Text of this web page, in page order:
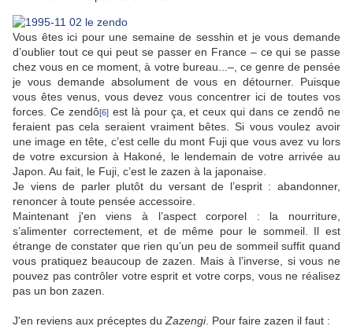
Vous êtes ici pour une semaine de sesshin et je vous demande
d’oublier tout ce qui peut se passer en France – ce qui se passe
chez vous en ce moment, à votre bureau...–, ce genre de pensée
je vous demande absolument de vous en détourner. Puisque
vous êtes venus, vous devez vous concentrer ici de toutes vos
forces. Ce zendô[6]est là pour ça, et ceux qui dans ce zendô ne
feraient pas cela seraient vraiment bêtes. Si vous voulez avoir
une image en tête, c’est celle du mont Fuji que vous avez vu lors
de votre excursion à Hakoné, le lendemain de votre arrivée au
Japon. Au fait, le Fuji, c’est le zazen à la japonaise.
Je viens de parler plutôt du versant de l’esprit : abandonner,
renoncer à toute pensée accessoire.
Maintenant j'en viens à l’aspect corporel : la nourriture,
s’alimenter correctement, et de même pour le sommeil. Il est
étrange de constater que rien qu’un peu de sommeil suffit quand
vous pratiquez beaucoup de zazen. Mais à l’inverse, si vous ne
pouvez pas contrôler votre esprit et votre corps, vous ne réalisez
pas un bon zazen.
J'en reviens aux préceptes du Zazengi. Pour faire zazen il faut :